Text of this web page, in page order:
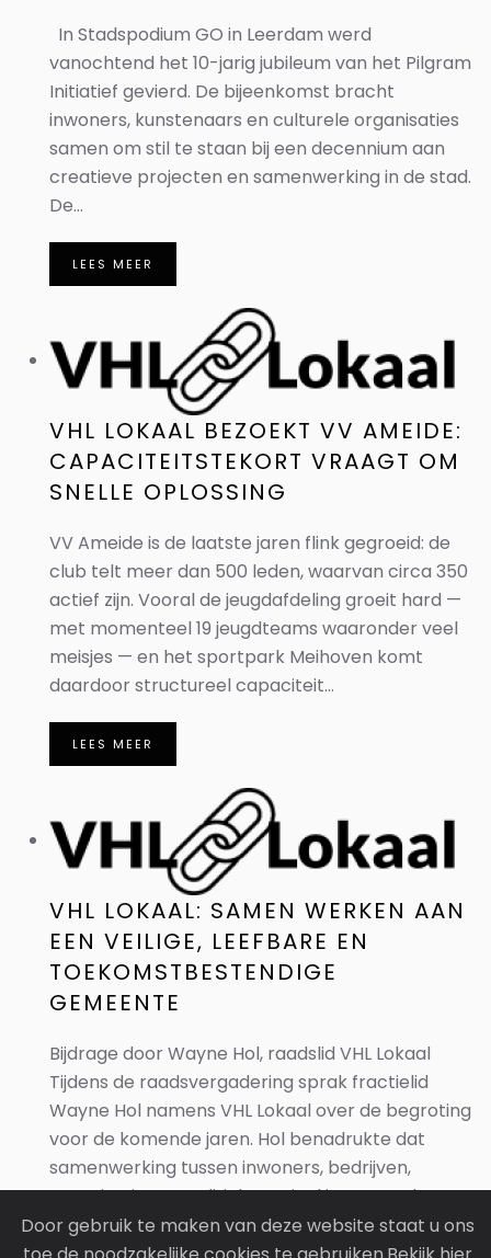
In Stadspodium GO in Leerdam werd
vanochtend het 10-jarig jubileum van het Pilgram
Initiatief gevierd. De bijeenkomst bracht
inwoners, kunstenaars en culturele organisaties
samen om stil te staan bij een decennium aan
creatieve projecten en samenwerking in de stad.
De...
LEES MEER
VHL LOKAAL BEZOEKT VV AMEIDE:
CAPACITEITSTEKORT VRAAGT OM
SNELLE OPLOSSING
VV Ameide is de laatste jaren flink gegroeid: de
club telt meer dan 500 leden, waarvan circa 350
actief zijn. Vooral de jeugdafdeling groeit hard —
met momenteel 19 jeugdteams waaronder veel
meisjes — en het sportpark Meihoven komt
daardoor structureel capaciteit...
LEES MEER
VHL LOKAAL: SAMEN WERKEN AAN
EEN VEILIGE, LEEFBARE EN
TOEKOMSTBESTENDIGE
GEMEENTE
Bijdrage door Wayne Hol, raadslid VHL Lokaal
Tijdens de raadsvergadering sprak fractielid
Wayne Hol namens VHL Lokaal over de begroting
voor de komende jaren. Hol benadrukte dat
samenwerking tussen inwoners, bedrijven,
organisaties en politiek cruciaal is om tot de...
Door gebruik te maken van deze website staat u ons